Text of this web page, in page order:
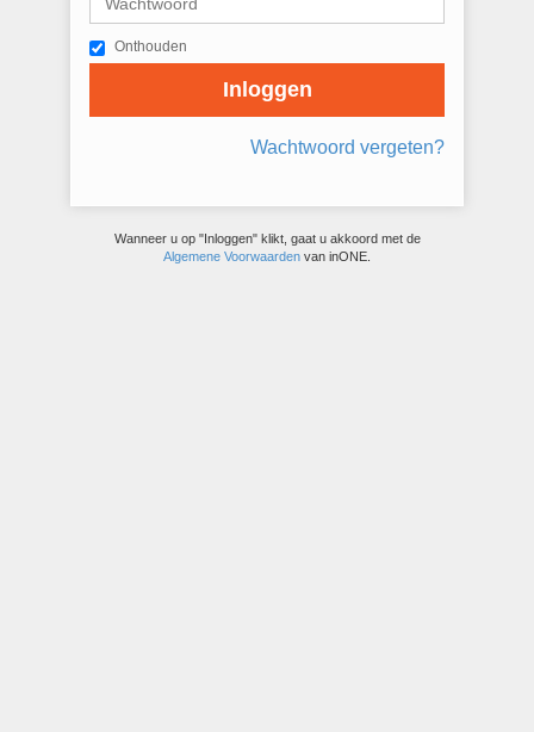
Onthouden
Inloggen
Wachtwoord vergeten?
Wanneer u op "Inloggen" klikt, gaat u akkoord met de
Algemene Voorwaarden van inONE.